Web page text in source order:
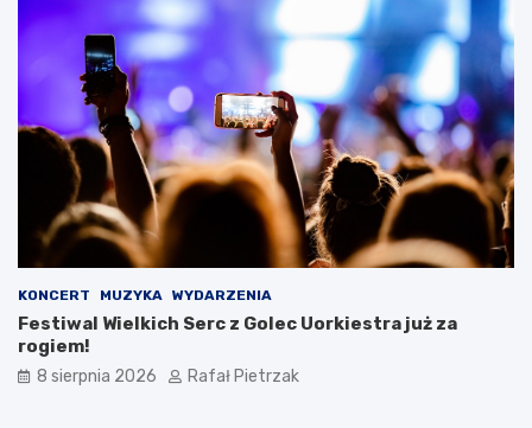
KONCERT MUZYKA WYDARZENIA
Festiwal Wielkich Serc z Golec Uorkiestra już za
rogiem!
8 sierpnia 2026 Rafał Pietrzak